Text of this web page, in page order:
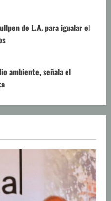
de L.A. para igualar el
ambiente, señala el